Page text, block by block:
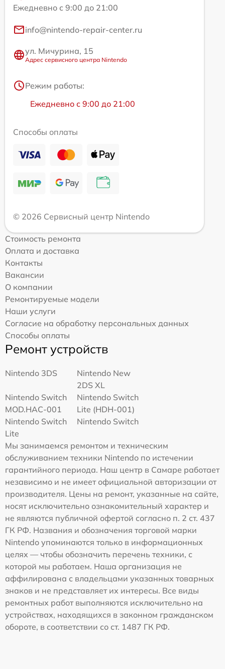
Ежедневно с 9:00 до 21:00
info@nintendo-repair-center.ru
ул. Мичурина, 15
Адрес сервисного центра Nintendo
Режим работы:
Ежедневно с 9:00 до 21:00
Способы оплаты
© 2026 Сервисный центр Nintendo
Стоимость ремонта
Оплата и доставка
Контакты
Вакансии
О компании
Ремонтируемые модели
Наши услуги
Согласие на обработку персональных данных
Способы оплаты
Ремонт устройств
Nintendo 3DS
Nintendo New
2DS XL
Nintendo Switch
MOD.HAC-001
Nintendo Switch
Lite (HDH-001)
Nintendo Switch
Lite
Nintendo Switch
Мы занимаемся ремонтом и техническим
обслуживанием техники Nintendo по истечении
гарантийного периода. Наш центр в Самаре работает
независимо и не имеет официальной авторизации от
производителя. Цены на ремонт, указанные на сайте,
носят исключительно ознакомительный характер и
не являются публичной офертой согласно п. 2 ст. 437
ГК РФ. Названия и обозначения торговой марки
Nintendo упоминаются только в информационных
целях — чтобы обозначить перечень техники, с
которой мы работаем. Наша организация не
аффилирована с владельцами указанных товарных
знаков и не представляет их интересы. Все виды
ремонтных работ выполняются исключительно на
устройствах, находящихся в законном гражданском
обороте, в соответствии со ст. 1487 ГК РФ.